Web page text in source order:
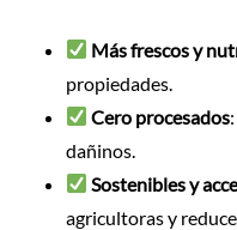
Más frescos y
propiedades.
Cero procesados
dañinos.
Sostenibles y
agricultoras y